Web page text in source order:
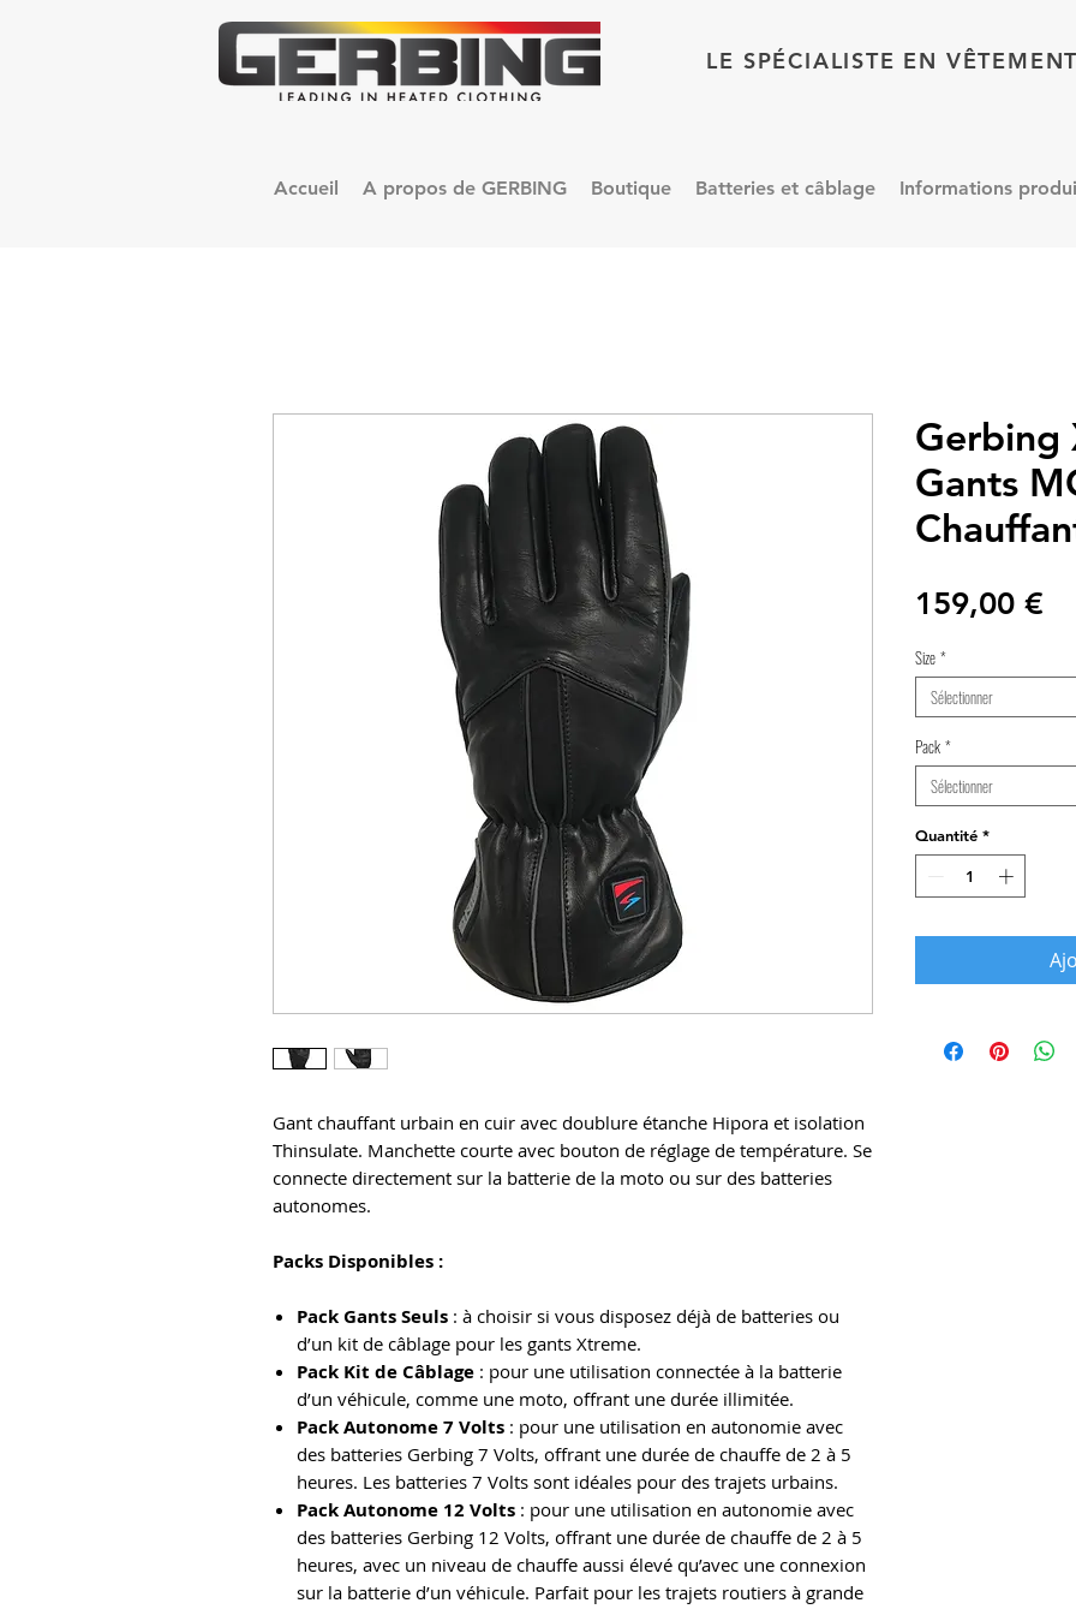
LE SPÉCIALISTE EN
Accueil A propos de GERBING Boutique Batteries et câblage Informations
Gant chauffant urbain en cuir avec doublure étanche Hipora et isolation
Thinsulate. Manchette courte avec bouton de réglage de température. Se
connecte directement sur la batterie de la moto ou sur des batteries
autonomes.
Packs Disponibles :
Pack Gants Seuls : à choisir si vous disposez déjà de batteries ou
d’un kit de câblage pour les gants Xtreme.
Pack Kit de Câblage : pour une utilisation connectée à la batterie
d’un véhicule, comme une moto, offrant une durée illimitée.
Pack Autonome 7 Volts : pour une utilisation en autonomie avec
des batteries Gerbing 7 Volts, offrant une durée de chauffe de 2 à 5
heures. Les batteries 7 Volts sont idéales pour des trajets urbains.
Pack Autonome 12 Volts : pour une utilisation en autonomie avec
des batteries Gerbing 12 Volts, offrant une durée de chauffe de 2 à 5
heures, avec un niveau de chauffe aussi élevé qu’avec une connexion
sur la batterie d’un véhicule. Parfait pour les trajets routiers à grande
Gerbing
Gants
159,00 €
Size *
Sélectionner
Pack *
Sélectionner
Quantité *